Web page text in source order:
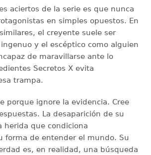
aciertos de la serie es que nunca
en simples opuestos. En
el creyente suele ser
y el escéptico como alguien
de maravillarse ante lo
Secretos X evita
trampa.
porque ignore la evidencia. Cree
La desaparición de su
herida que condiciona
forma de entender el mundo. Su
es, en realidad, una búsqueda